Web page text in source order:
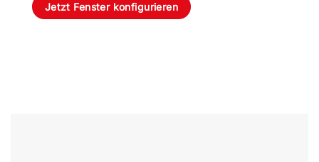
Jetzt Fenster konfigurieren